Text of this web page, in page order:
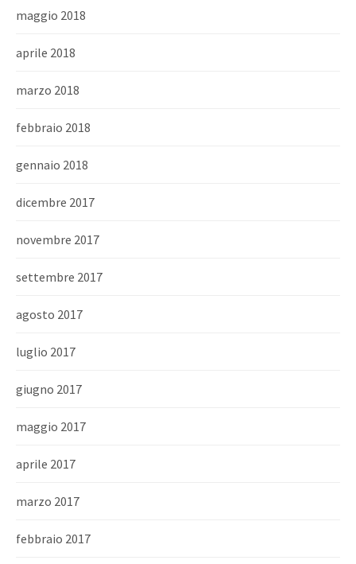
maggio 2018
aprile 2018
marzo 2018
febbraio 2018
gennaio 2018
dicembre 2017
novembre 2017
settembre 2017
agosto 2017
luglio 2017
giugno 2017
maggio 2017
aprile 2017
marzo 2017
febbraio 2017